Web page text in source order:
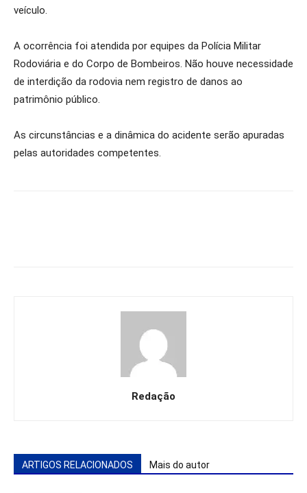
veículo.
A ocorrência foi atendida por equipes da Polícia Militar
Rodoviária e do Corpo de Bombeiros. Não houve necessidade
de interdição da rodovia nem registro de danos ao
patrimônio público.
As circunstâncias e a dinâmica do acidente serão apuradas
pelas autoridades competentes.
Redação
ARTIGOS RELACIONADOS Mais do autor